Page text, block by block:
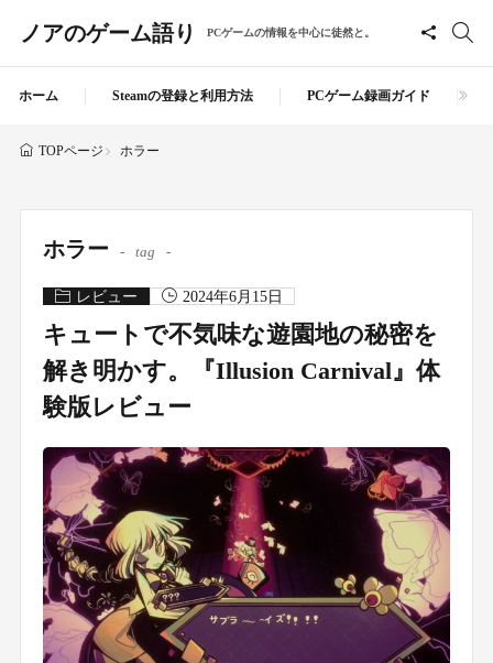
ノアのゲーム語り PCゲームの情報を中心に徒然と。
ホーム Steamの登録と利用方法 PCゲーム録画ガイド
TOPページ ホラー
ホラー tag
レビュー 2024年6月15日
キュートで不気味な遊園地の秘密を
解き明かす。『Illusion Carnival』体
験版レビュー